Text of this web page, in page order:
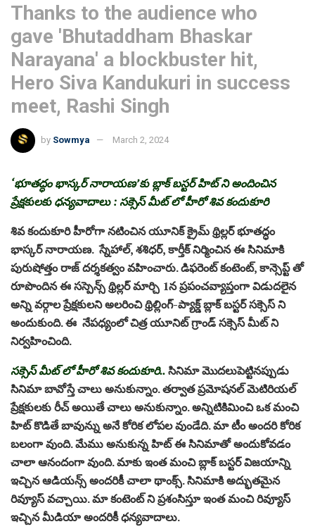
Thanks to the audience who
gave 'Bhutaddham Bhaskar
Narayana' a blockbuster hit,
Hero Siva Kandukuri in success
meet, Rashi Singh
by Sowmya March 2, 2024
‘భూతద్ధం భాస్కర్ నారాయణ’కు బ్లాక్ బస్టర్ హిట్ ని అందించిన
ప్రేక్షకులకు ధన్యవాదాలు : సక్సెస్ మీట్ లో హీరో శివ కందుకూరి
శివ కందుకూరి హీరోగా నటించిన యూనిక్ క్రైమ్ థ్రిల్లర్ భూతద్ధం
భాస్కర్ నారాయణ. స్నేహాల్, శశిధర్, కార్తీక్ నిర్మించిన ఈ సినిమాకి
పురుషోత్తం రాజ్ దర్శకత్వం వహించారు. డిఫరెంట్ కంటెంట్, కాన్సెప్ట్ తో
రూపొందిన ఈ సస్పెన్స్ థ్రిల్లర్ మార్చి 1న ప్రపంచవ్యాప్తంగా విడుదలైన
అన్ని వర్గాల ప్రేక్షకులని అలరించి థ్రిల్లింగ్-ప్యాక్డ్ బ్లాక్ బస్టర్ సక్సెస్ ని
అందుకుంది. ఈ నేపధ్యంలో చిత్ర యూనిట్ గ్రాండ్ సక్సెస్ మీట్ ని
నిర్వహించింది.
సక్సెస్ మీట్ లో హీరో శివ కందుకూరి..సినిమా మొదలుపెట్టినప్పుడు
సినిమా బావోస్తే చాలు అనుకున్నాం. తర్వాత ప్రమోషనల్ మెటిరియల్
ప్రేక్షకులకు రీచ్ అయితే చాలు అనుకున్నాం. అన్నిటికిమించి ఒక మంచి
హిట్ కొడితే బావున్ను అనే కోరిక లోపల వుండేది. మా టీం అందరి కోరిక
బలంగా వుంది. మేము అనుకున్న హిట్ ఈ సినిమాతో అందుకోవడం
చాలా ఆనందంగా వుంది. మాకు ఇంత మంచి బ్లాక్ బస్టర్ విజయాన్ని
ఇచ్చిన ఆడియన్స్ అందరికీ చాలా థాంక్స్. సినిమాకి అద్భుతమైన
రివ్యూస్ వచ్చాయి. మా కంటెంట్ ని ప్రశంసిస్తూ ఇంత మంచి రివ్యూస్
ఇచ్చిన మీడియా అందరికీ ధన్యవాదాలు.